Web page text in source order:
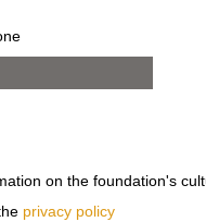
PETILLO E ALICE
3 È ALLESTITA
SEMPRE IN
on the foundation's
privacy policy